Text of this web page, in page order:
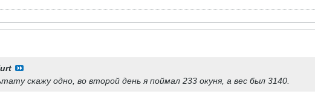
скажу одно, во второй день я поймал 233 окуня, а вес был 3140.